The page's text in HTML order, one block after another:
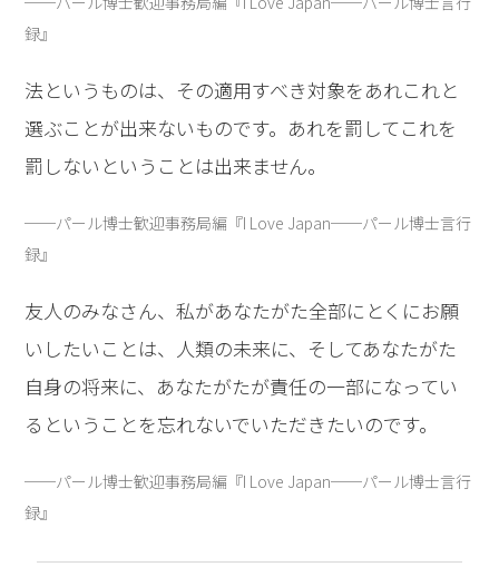
録』
法というものは、その適用すべき対象をあれこれと
選ぶことが出来ないものです。あれを罰してこれを
罰しないということは出来ません。
──パール博士歓迎事務局編『I Love Japan──パール博士言行
録』
友人のみなさん、私があなたがた全部にとくにお願
いしたいことは、人類の未来に、そしてあなたがた
自身の将来に、あなたがたが責任の一部になってい
るということを忘れないでいただきたいのです。
──パール博士歓迎事務局編『I Love Japan──パール博士言行
録』